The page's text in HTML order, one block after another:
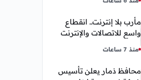
مأرب بلا إنترنت.. انقطاع
واسع للاتصالات والإنترنت
المحافظة
منذ 7 ساعات
محافظ ذمار يعلن تأسيس